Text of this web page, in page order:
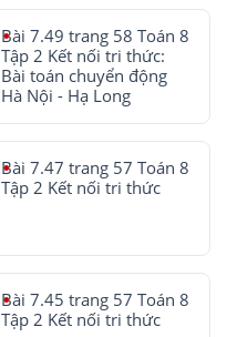
Bài 7.49 trang 58 Toán 8
Tập 2 Kết nối tri thức:
Bài toán chuyển động
Hà Nội - Hạ Long
Bài 7.47 trang 57 Toán 8
Tập 2 Kết nối tri thức
Bài 7.45 trang 57 Toán 8
Tập 2 Kết nối tri thức